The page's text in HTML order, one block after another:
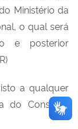
Ministério da
o qual será
e posterior
a qualquer
do Conselho